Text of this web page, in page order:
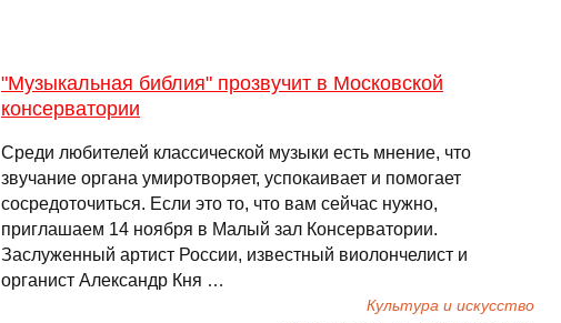
"Музыкальная библия" прозвучит в Московской
консерватории
Среди любителей классической музыки есть мнение, что
звучание органа умиротворяет, успокаивает и помогает
сосредоточиться. Если это то, что вам сейчас нужно,
приглашаем 14 ноября в Малый зал Консерватории.
Заслуженный артист России, известный виолончелист и
органист Александр Кня …
Культура и искусство